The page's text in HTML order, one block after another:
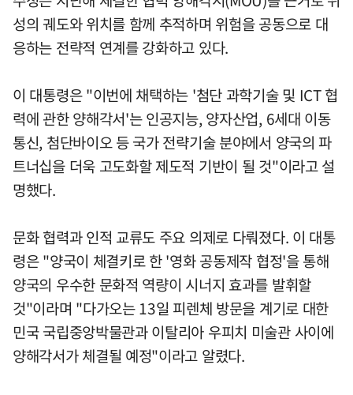
성의 궤도와 위치를 함께 추적하며 위험을 공동으로 대
응하는 전략적 연계를 강화하고 있다.
이 대통령은 "이번에 채택하는 '첨단 과학기술 및 ICT 협
력에 관한 양해각서'는 인공지능, 양자산업, 6세대 이동
통신, 첨단바이오 등 국가 전략기술 분야에서 양국의 파
트너십을 더욱 고도화할 제도적 기반이 될 것"이라고 설
명했다.
문화 협력과 인적 교류도 주요 의제로 다뤄졌다. 이 대통
령은 "양국이 체결키로 한 '영화 공동제작 협정'을 통해
양국의 우수한 문화적 역량이 시너지 효과를 발휘할
것"이라며 "다가오는 13일 피렌체 방문을 계기로 대한
민국 국립중앙박물관과 이탈리아 우피치 미술관 사이에
양해각서가 체결될 예정"이라고 알렸다.